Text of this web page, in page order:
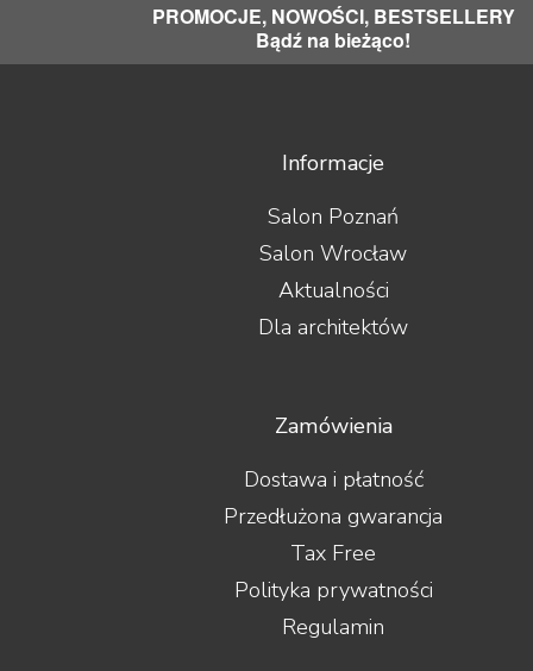
PROMOCJE, NOWOŚCI, BESTSELLERY
Bądź na bieżąco!
Informacje
Salon Poznań
Salon Wrocław
Aktualności
Dla architektów
Zamówienia
Dostawa i płatność
Przedłużona gwarancja
Tax Free
Polityka prywatności
Regulamin